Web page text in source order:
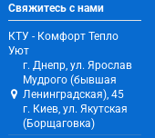
Свяжитесь с нами
КТУ - Комфорт Тепло
Уют
г. Днепр, ул. Ярослав
Мудрого (бывшая
Ленинградская), 45
г. Киев, ул. Якутская
(Борщаговка)